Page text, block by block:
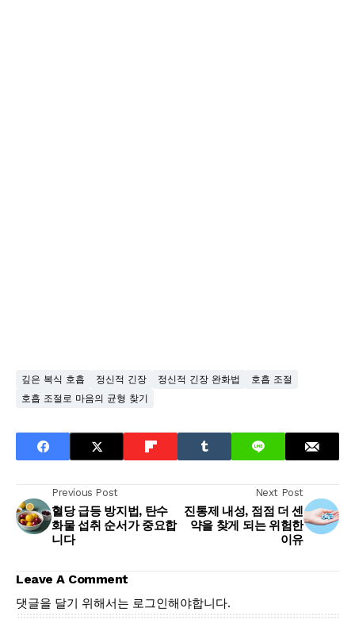
깊은 복식 호흡 정신적 긴장 정신적 긴장 완화법
호흡 조절
호흡 조절로 마음의 균형 찾기
Previous Post
혈당 급등 방지법, 탄수
화물 섭취 순서가 중요합
니다
Next Post
진통제 내성, 점점 더 센
약을 찾게 되는 위험한
이유
Leave A Comment
댓글을 달기 위해서는 로그인해야합니다.